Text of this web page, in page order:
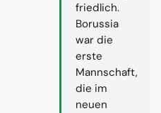
friedlich.
Borussia
war die
erste
Mannschaft,
die im
neuen